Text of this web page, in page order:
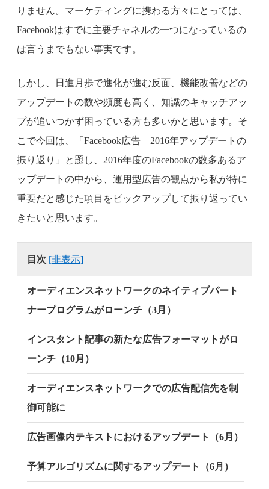
りません。マーケティングに携わる方々にとっては、
Facebookはすでに主要チャネルの一つになっているの
は言うまでもない事実です。
しかし、日進月歩で進化が進む反面、機能改善などの
アップデートの数や頻度も高く、知識のキャッチアッ
プが追いつかず困っている方も多いかと思います。そ
こで今回は、「Facebook広告 2016年アップデートの
振り返り」と題し、2016年度のFacebookの数多あるア
ップデートの中から、運用型広告の観点から私が特に
重要だと感じた項目をピックアップして振り返ってい
きたいと思います。
目次 [非表示]
オーディエンスネットワークのネイティブパート
ナープログラムがローンチ（3月）
インスタント記事の新たな広告フォーマットがロ
ーンチ（10月）
オーディエンスネットワークでの広告配信先を制
御可能に
広告画像内テキストにおけるアップデート（6月）
予算アルゴリズムに関するアップデート（6月）